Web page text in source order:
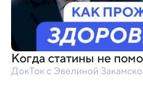
Когда статины не
ДокТок с Эвелиной